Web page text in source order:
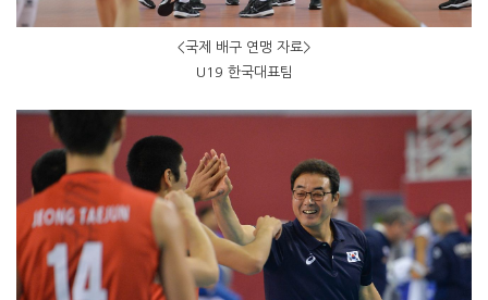
<국제 배구 연맹 자료>
U19 한국대표팀